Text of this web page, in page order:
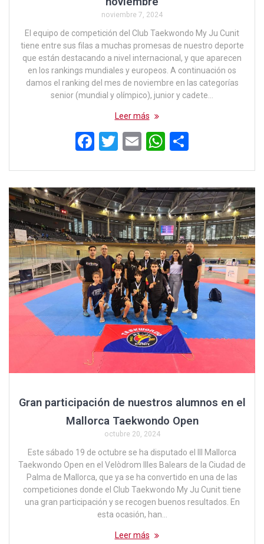
noviembre 7, 2024
El equipo de competición del Club Taekwondo My Ju Cunit
tiene entre sus filas a muchas promesas de nuestro deporte
que están destacando a nivel internacional, y que aparecen
en los rankings mundiales y europeos. A continuación os
damos el ranking del mes de noviembre en las categorías
senior (mundial y olímpico), junior y cadete…
Leer más
F
b
o
o
k
T
er
E W
s
A
p
p
p
ar
tir
Gran participación de nuestros alumnos en el
Mallorca Taekwondo Open
octubre 20, 2024
Este sábado 19 de octubre se ha disputado el III Mallorca
Taekwondo Open en el Velòdrom Illes Balears de la Ciudad de
Palma de Mallorca, que ya se ha convertido en una de las
competiciones donde el Club Taekwondo My Ju Cunit tiene
una gran participación y se recogen buenos resultados. En
esta ocasión, han…
Leer más